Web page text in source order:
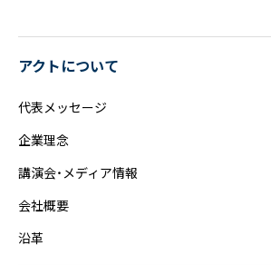
アクトについて
代表メッセージ
企業理念
講演会・メディア情報
会社概要
沿革